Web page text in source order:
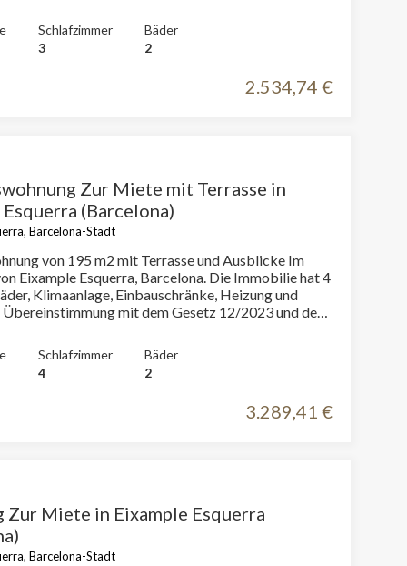
wir, dass:R.P.LL-Index: 15,43 € / m2
2.144,00 €Miete des letzten
2.035,00 €Dieser Eigentümer gilt nicht als
Schlafzimmer
3
Bäder
2
2.534,74 €
Zur Miete mit Terrasse in
(Barcelona)
Barcelona-Stadt
von 195 m2 mit Terrasse und Ausblicke Im
Esquerra, Barcelona. Die Immobilie hat 4
Klimaanlage, Einbauschränke, Heizung und
Übereinstimmung mit dem Gesetz 12/2023 und dem
2.782,00 €Miete des letzten
2.613,03 €Dieser Eigentümer gilt als
Schlafzimmer
4
Bäder
2
3.289,41 €
Zur Miete in Eixample Esquerra
Barcelona-Stadt